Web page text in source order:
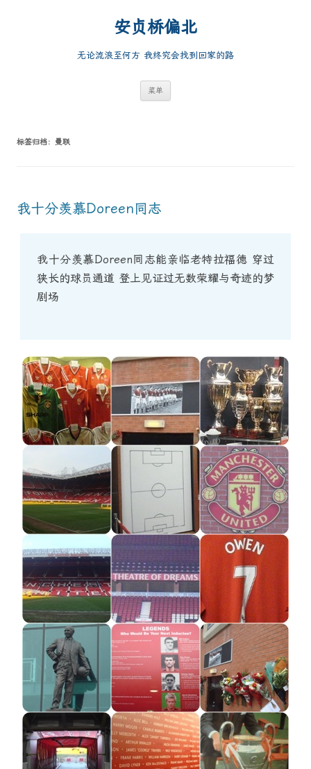
安贞桥偏北
无论流浪至何方 我终究会找到回家的路
菜单
标签归档： 曼联
我十分羡慕Doreen同志
我十分羡慕Doreen同志能亲临老特拉福德 穿过
狭长的球员通道 登上见证过无数荣耀与奇迹的梦
剧场